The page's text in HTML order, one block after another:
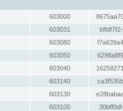
603000
603031
603080
603050
603040
603140
603130
603100